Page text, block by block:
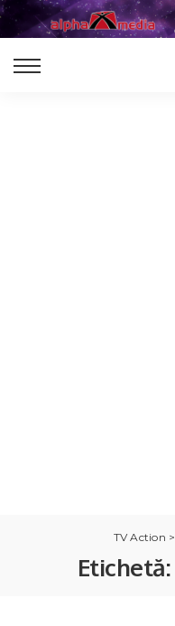
TV Action >
Etichetă: